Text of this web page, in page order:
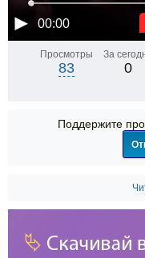
00:00
Просмотры
83
За
0
Поддержите